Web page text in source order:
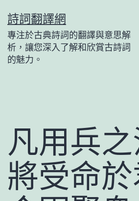
至
主
要
詩詞翻譯網
專注於古典詩詞的翻譯與意思解
析，讓您深入了解和欣賞古詩詞
的魅力。
凡用兵之
將受命於